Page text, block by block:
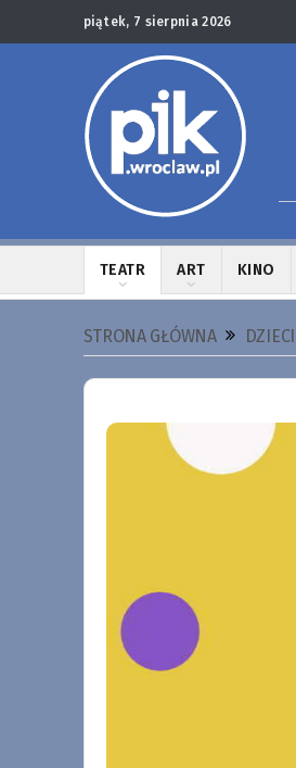
piątek, 7 sierpnia 2026
TEATR ART KINO
STRONA GŁÓWNA DZIECI